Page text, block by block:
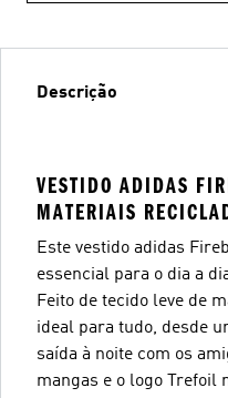
Descrição
VESTIDO ADIDAS
MATERIAIS
Este vestido adidas
essencial para o dia a
Feito de tecido leve de
ideal para tudo, desde
saída à noite com os
mangas e o logo Trefoil